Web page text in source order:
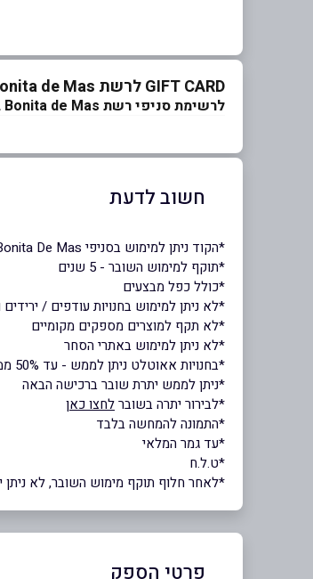
GIFT CARD לרשת Bonita de Mas בשווי ₪100
לרשימת סניפי רשת Bonita de Mas בהם ניתן לממש את השובר
חשוב לדעת
*הקוד ניתן למימוש בסניפי Bonita De Mas בלבד
*תוקף למימוש השובר - 5 שנים
*כולל כפל מבצעים
*לא ניתן למימוש בחנויות עודפים /
*לא תקף למוצרים מספקים מקומיים
*לא ניתן למימוש באתרי הסחר
*בחנויות אאוטלט ניתן לממש - עד 50% ממחיר הצרכן
*ניתן לממש יתרת שובר ברכישה הבאה
*לבירור יתרה בשוברלחצו כאן
*התמונה להמחשה בלבד
*עד גמר המלאי
*ט.ל.ח
*לאחר חלוף תוקף מימוש השובר, לא ניתן
פרטי הספק